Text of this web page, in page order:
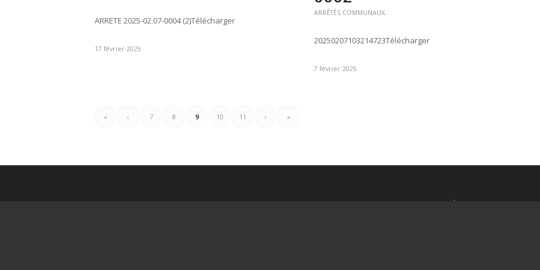
ARRETE 2025-02.07-0004 (2)Télécharger
17 février 2025
ARRÊTÉS COMMUNAUX
20250207103214723Télécharger
7 février 2025
« ‹ 7 8 9 10 11 › »
DERNIÈRES INFOS